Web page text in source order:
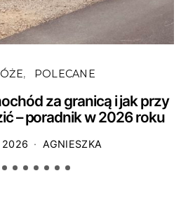
POLECANE
za granicą i jak przy
– poradnik w 2026 roku
2026 AGNIESZKA